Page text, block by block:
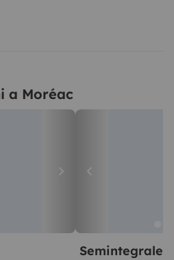
a Moréac
Semintegrale